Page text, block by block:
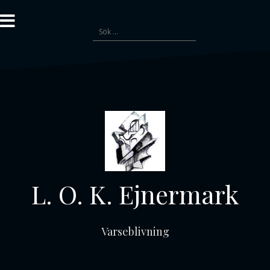
till
innehåll
Sök
efter:
L. O. K. Ejnermark
Varseblivning